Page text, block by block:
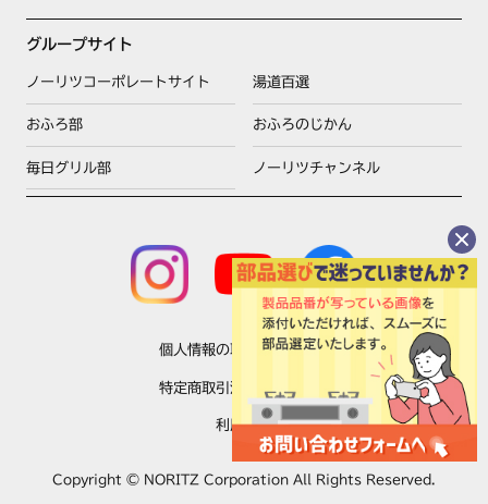
グループサイト
ノーリツコーポレートサイト 湯道百選
おふろ部 おふろのじかん
毎日グリル部 ノーリツチャンネル
個人情報の取扱いについて
特定商取引法に基づく表示
利用規約
Copyright © NORITZ Corporation All Rights Reserved.